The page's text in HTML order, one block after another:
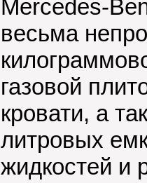
Mercedes-
весьма
газовой
кровати, а
литровых
жидкостей и